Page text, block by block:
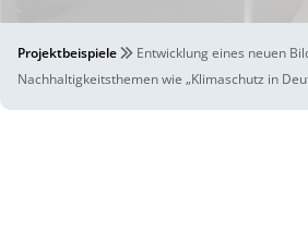
Projektbeispiele
Entwicklung eines neuen
Nachhaltigkeitsthemen wie „Klimaschutz in